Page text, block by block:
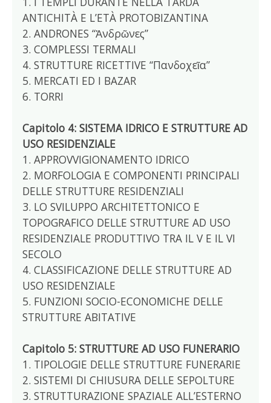
ANTICHITÀ E L’ETÀ PROTOBIZANTINA
2. ANDRONES “Ἀνδρῶνες”
3. COMPLESSI TERMALI
4. STRUTTURE RICETTIVE “Πανδοχεῖα”
5. MERCATI ED I BAZAR
6. TORRI
Capitolo 4: SISTEMA IDRICO E STRUTTURE AD
USO RESIDENZIALE
1. APPROVVIGIONAMENTO IDRICO
2. MORFOLOGIA E COMPONENTI PRINCIPALI
DELLE STRUTTURE RESIDENZIALI
3. LO SVILUPPO ARCHITETTONICO E
TOPOGRAFICO DELLE STRUTTURE AD USO
RESIDENZIALE PRODUTTIVO TRA IL V E IL VI
SECOLO
4. CLASSIFICAZIONE DELLE STRUTTURE AD
USO RESIDENZIALE
5. FUNZIONI SOCIO-ECONOMICHE DELLE
STRUTTURE ABITATIVE
Capitolo 5: STRUTTURE AD USO FUNERARIO
1. TIPOLOGIE DELLE STRUTTURE FUNERARIE
2. SISTEMI DI CHIUSURA DELLE SEPOLTURE
3. STRUTTURAZIONE SPAZIALE ALL’ESTERNO